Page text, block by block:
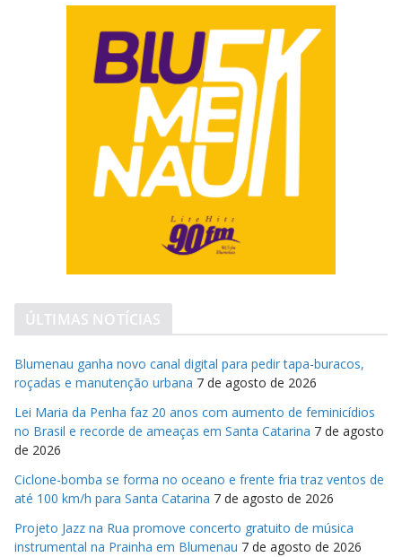
ÚLTIMAS NOTÍCIAS
Blumenau ganha novo canal digital para pedir tapa-buracos,
roçadas e manutenção urbana 7 de agosto de 2026
Lei Maria da Penha faz 20 anos com aumento de feminicídios
no Brasil e recorde de ameaças em Santa Catarina 7 de agosto
de 2026
Ciclone-bomba se forma no oceano e frente fria traz ventos de
até 100 km/h para Santa Catarina 7 de agosto de 2026
Projeto Jazz na Rua promove concerto gratuito de música
instrumental na Prainha em Blumenau 7 de agosto de 2026